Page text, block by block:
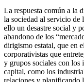
La respuesta común a la
la sociedad al servicio de
ello un desastre social y
abandono de los
dirigismo estatal, que en
corporativistas que
y grupos sociales con los
capital, como los